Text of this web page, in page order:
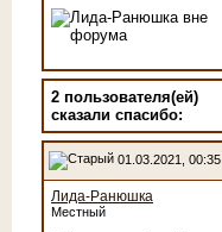
2 пользователя(ей)
сказали cпасибо:
01.03.2021, 00:35
Лида-Ранюшка
Местный